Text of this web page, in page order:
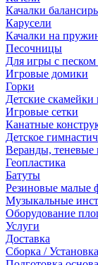
Качалки
Карусели
Качалки на
Песочницы
Для игры с
Игровые домики
Горки
Детские скамейки
Игровые сетки
Канатные
Детское
Веранды, теневые
Геопластика
Батуты
Резиновые малые
Музыкальные
Оборудование
Услуги
Доставка
Сборка /